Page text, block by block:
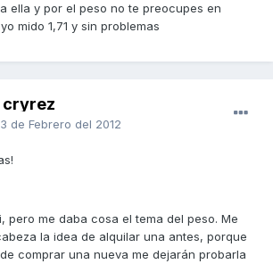
ella y por el peso no te preocupes en
mido 1,71 y sin problemas
cryrez
de Febrero del 2012
pero me daba cosa el tema del peso. Me
la idea de alquilar una antes, porque
comprar una nueva me dejarán probarla